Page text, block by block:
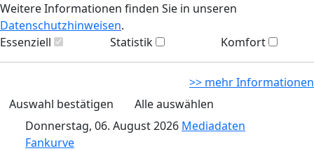
Weitere Informationen finden Sie in unseren
Datenschutzhinweisen.
Essenziell
Statistik Komfort
>> mehr Informationen
Auswahl bestätigen
Alle auswählen
Donnerstag, 06. August 2026 Mediadaten
Fankurve